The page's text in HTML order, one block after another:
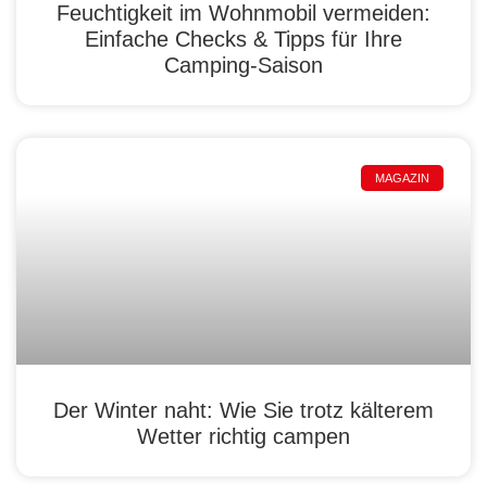
Feuchtigkeit im Wohnmobil vermeiden:
Einfache Checks & Tipps für Ihre
Camping-Saison
MAGAZIN
Der Winter naht: Wie Sie trotz kälterem
Wetter richtig campen